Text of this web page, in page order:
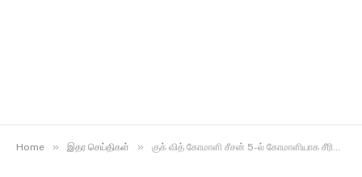
Home » இதர செய்திகள் » குக் வித் கோமாளி சீசன் 5-ல் கோமாளியாக சீரியல் நடிகை …….. வெளியான அதிகாரபூர்வ தகவல்கள் …….